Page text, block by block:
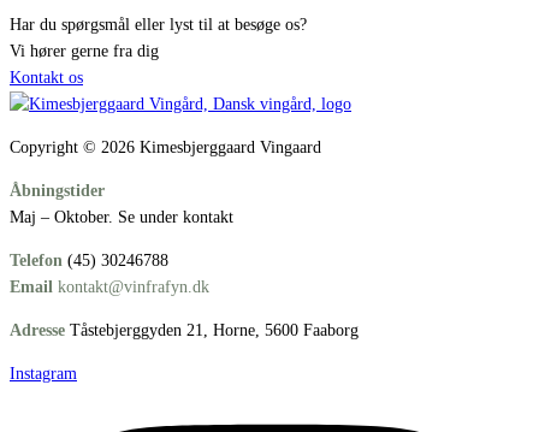
pris
var:
pris
Har du spørgsmål eller lyst til at besøge os?
Vi hører gerne fra dig
Kontakt os
Copyright © 2026 Kimesbjerggaard Vingaard
Åbningstider
Maj – Oktober. Se under kontakt
Telefon (45) 30246788
Email kontakt@vinfrafyn.dk
Adresse Tåstebjerggyden 21, Horne, 5600 Faaborg
Instagram